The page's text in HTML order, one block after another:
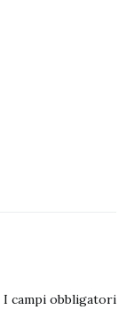
I campi obbligatori